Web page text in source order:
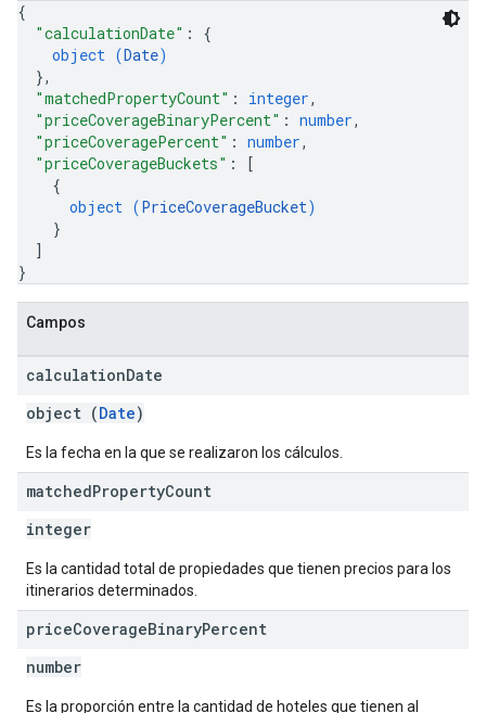
{
"calculationDate" : {
object (Date)
},
"matchedPropertyCount" : integer,
"priceCoverageBinaryPercent" : number,
"priceCoveragePercent" : number,
"priceCoverageBuckets" :
[
{
object (PriceCoverageBucket)
}
]
}
Campos
calculationDate
object (Date)
Es la fecha en la que se realizaron los cálculos.
matchedPropertyCount
integer
Es la cantidad total de propiedades que tienen precios para los
itinerarios determinados.
priceCoverageBinaryPercent
number
Es la proporción entre la cantidad de hoteles que tienen al